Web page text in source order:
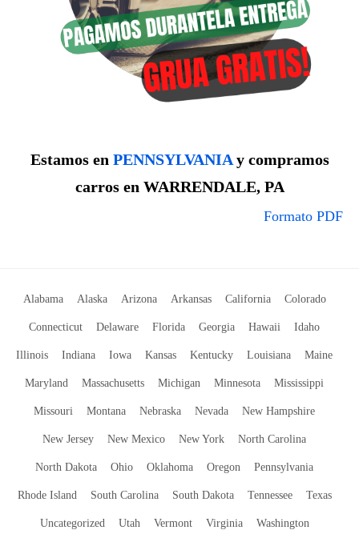
Estamos en PENNSYLVANIAy compramos
carros en WARRENDALE, PA
Formato PDF
Alabama Alaska Arizona Arkansas California Colorado
Connecticut Delaware Florida Georgia Hawaii Idaho
Illinois Indiana Iowa Kansas Kentucky Louisiana Maine
Maryland Massachusetts Michigan Minnesota Mississippi
Missouri Montana Nebraska Nevada New Hampshire
New Jersey New Mexico New York North Carolina
North Dakota Ohio Oklahoma Oregon Pennsylvania
Rhode Island South Carolina South Dakota Tennessee Texas
Uncategorized Utah Vermont Virginia Washington